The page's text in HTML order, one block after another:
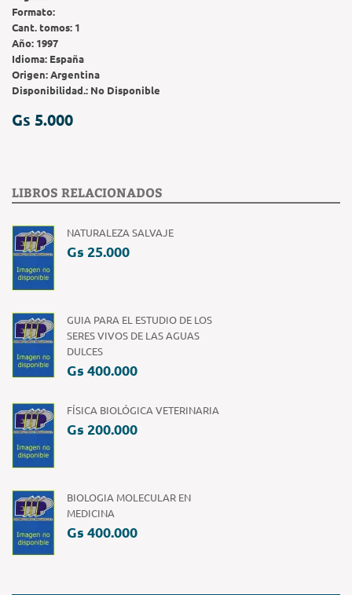
Formato:
Cant. tomos: 1
Año: 1997
Idioma: España
Origen:Argentina
Disponibilidad.: No Disponible
Gs 5.000
LIBROS RELACIONADOS
NATURALEZA SALVAJE
Gs 25.000
GUIA PARA EL ESTUDIO DE LOS
SERES VIVOS DE LAS AGUAS
DULCES
Gs 400.000
FÍSICA BIOLÓGICA VETERINARIA
Gs 200.000
BIOLOGIA MOLECULAR EN
MEDICINA
Gs 400.000